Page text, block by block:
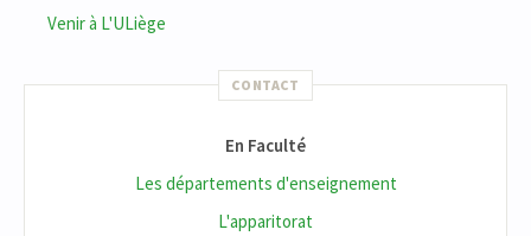
Venir à L'ULiège
CONTACT
En Faculté
Les départements d'enseignement
L'apparitorat